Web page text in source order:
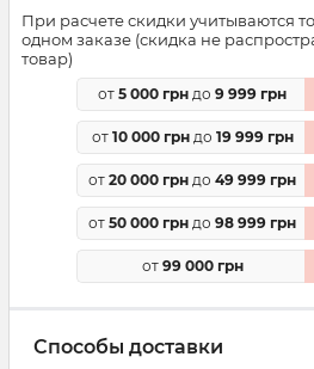
При расчете скидки учитываются
одном заказе (скидка не
товар)
от 5 000 грн до 9 999 грн
от 10 000 грндо 19 999 грн
от 20 000 грн до 49 999 грн
от 50 000 грн до 98 999 грн
от 99 000 грн
Способы доставки